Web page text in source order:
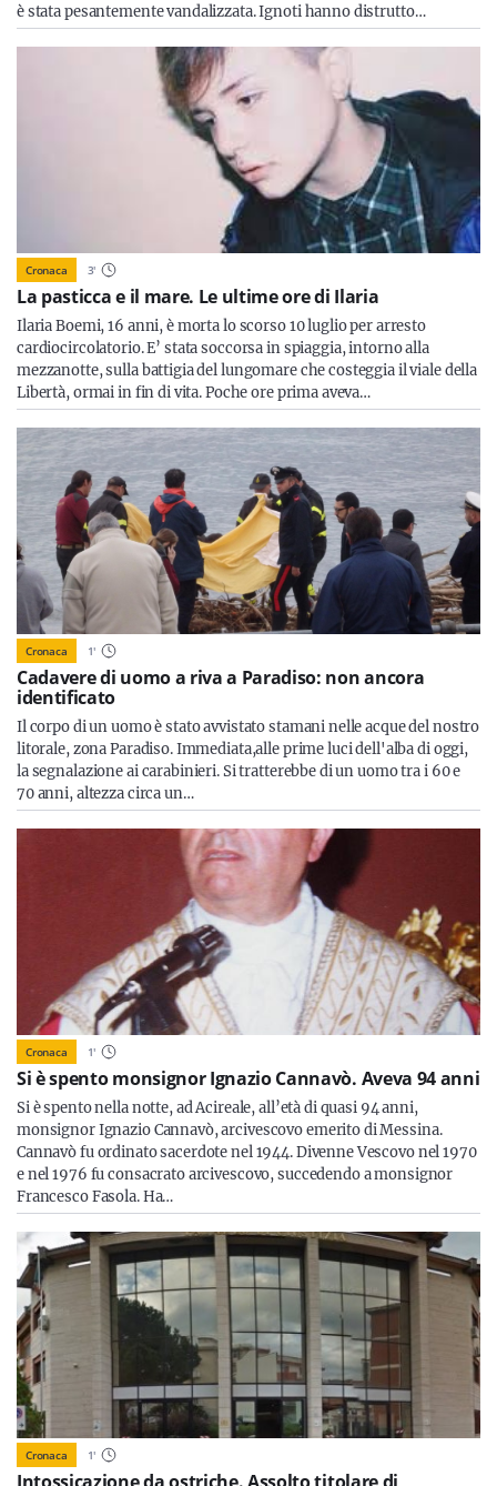
è stata pesantemente vandalizzata. Ignoti hanno distrutto…
Cronaca 3'
La pasticca e il mare. Le ultime ore di Ilaria
Ilaria Boemi, 16 anni, è morta lo scorso 10 luglio per arresto
cardiocircolatorio. E’ stata soccorsa in spiaggia, intorno alla
mezzanotte, sulla battigia del lungomare che costeggia il viale della
Libertà, ormai in fin di vita. Poche ore prima aveva…
Cronaca 1'
Cadavere di uomo a riva a Paradiso: non ancora
identificato
Il corpo di un uomo è stato avvistato stamani nelle acque del nostro
litorale, zona Paradiso. Immediata,alle prime luci dell'alba di oggi,
la segnalazione ai carabinieri. Si tratterebbe di un uomo tra i 60 e
70 anni, altezza circa un…
Cronaca 1'
Si è spento monsignor Ignazio Cannavò. Aveva 94 anni
Si è spento nella notte, ad Acireale, all’età di quasi 94 anni,
monsignor Ignazio Cannavò, arcivescovo emerito di Messina.
Cannavò fu ordinato sacerdote nel 1944. Divenne Vescovo nel 1970
e nel 1976 fu consacrato arcivescovo, succedendo a monsignor
Francesco Fasola. Ha…
Cronaca 1'